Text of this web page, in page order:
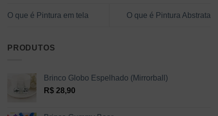
O que é Pintura em tela O que é Pintura Abstrata
PRODUTOS
Brinco Globo Espelhado (Mirrorball)
R$ 28,90